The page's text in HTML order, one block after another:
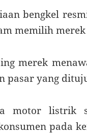
bengkel
memilih
merek
pasar yang
motor listrik
pada